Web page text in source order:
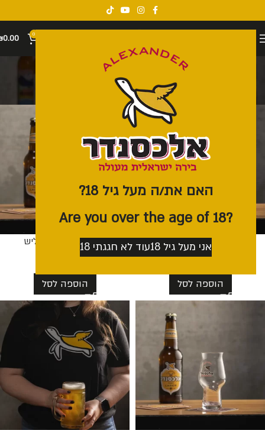
האם את/ה מעל גיל 18?
?Are you over the age of 18
אני מעל גיל 18 עוד לא חגגתי 18
0
0.00
מוצרים משלימים
קטגוריות
זוג כוסות פסטיבל
הוספה לסל
שלישיית כוסות שליש
הוספה לסל